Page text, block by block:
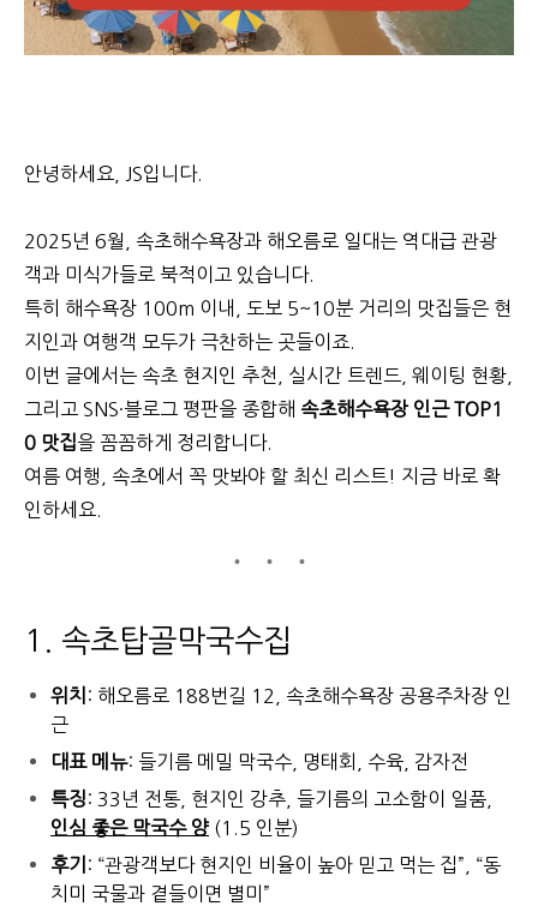
안녕하세요, JS입니다.
2025년 6월, 속초해수욕장과 해오름로 일대는 역대급 관광
객과 미식가들로 북적이고 있습니다.
특히 해수욕장 100m 이내, 도보 5~10분 거리의 맛집들은 현
지인과 여행객 모두가 극찬하는 곳들이죠.
이번 글에서는 속초 현지인 추천, 실시간 트렌드, 웨이팅 현황,
그리고 SNS·블로그 평판을 종합해 속초해수욕장 인근 TOP1
0 맛집을 꼼꼼하게 정리합니다.
여름 여행, 속초에서 꼭 맛봐야 할 최신 리스트! 지금 바로 확
인하세요.
1. 속초탑골막국수집
위치 : 해오름로 188번길 12, 속초해수욕장 공용주차장 인
근
대표 메뉴: 들기름 메밀 막국수, 명태회, 수육, 감자전
특징: 33년 전통, 현지인 강추, 들기름의 고소함이 일품,
인심 좋은 막국수 양 (1.5 인분)
후기 : “관광객보다 현지인 비율이 높아 믿고 먹는 집”, “동
치미 국물과 곁들이면 별미”